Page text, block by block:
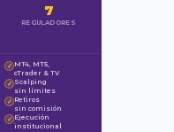
7
REGULADORES
✓ MT4, MT5,
cTrader & TV
✓ Scalping
sin límites
✓ Retiros
sin comisión
✓ Ejecución
institucional